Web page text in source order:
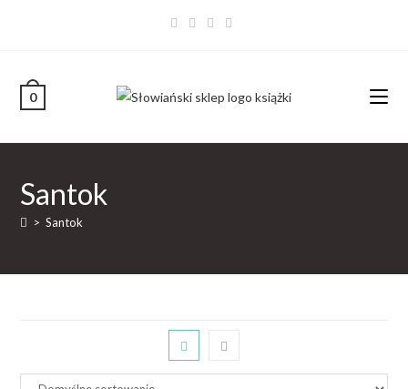
0
Santok
> Santok